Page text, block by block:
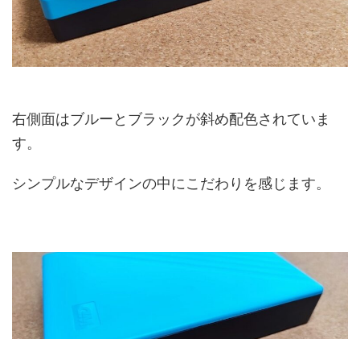
右側面はブルーとブラックが斜め配色されていま
す。
シンプルなデザインの中にこだわりを感じます。